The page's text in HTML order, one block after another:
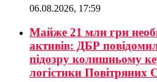
06.08.2026, 17:59
Майже 21 млн грн
активів: ДБР
підозру колишньому
логістики Повітряних